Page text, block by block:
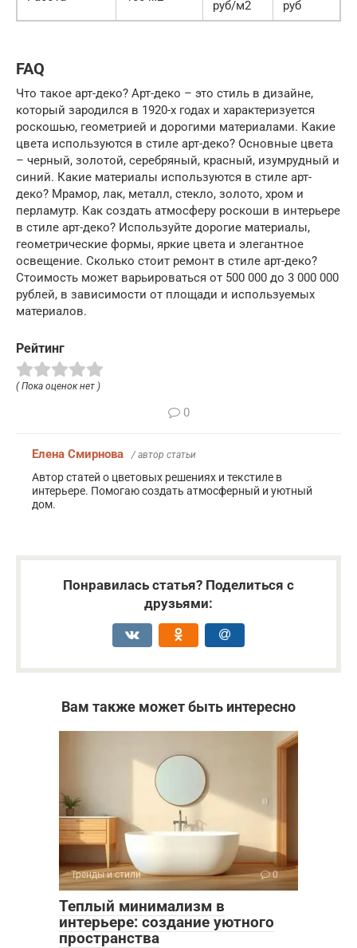
руб/м2 руб
FAQ
Что такое арт-деко? Арт-деко – это стиль в дизайне,
который зародился в 1920-х годах и характеризуется
роскошью, геометрией и дорогими материалами. Какие
цвета используются в стиле арт-деко? Основные цвета
– черный, золотой, серебряный, красный, изумрудный и
синий. Какие материалы используются в стиле арт-
деко? Мрамор, лак, металл, стекло, золото, хром и
перламутр. Как создать атмосферу роскоши в интерьере
в стиле арт-деко? Используйте дорогие материалы,
геометрические формы, яркие цвета и элегантное
освещение. Сколько стоит ремонт в стиле арт-деко?
Стоимость может варьироваться от 500 000 до 3 000 000
рублей, в зависимости от площади и используемых
материалов.
Рейтинг
( Пока оценок нет )
0
Елена Смирнова / автор статьи
Автор статей о цветовых решениях и текстиле в
интерьере. Помогаю создать атмосферный и уютный
дом.
Понравилась статья? Поделиться с
друзьями:
Вам также может быть интересно
Тренды и стили 0
Теплый минимализм в
интерьере: создание уютного
пространства